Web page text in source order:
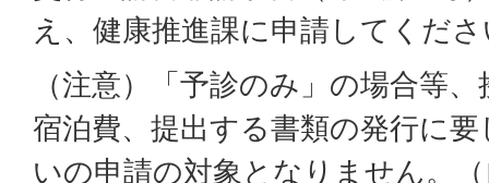
え、健康推進課に申請してくだ
（注意）「予診のみ」の場合等
宿泊費、提出する書類の発行に
いの申請の対象となりません。